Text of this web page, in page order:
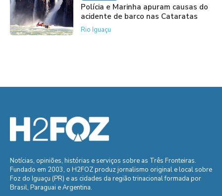
Polícia e Marinha apuram causas do
acidente de barco nas Cataratas
Rio Iguaçu
Notícias, opiniões, histórias e serviços sobre as Três Fronteiras.
Fundado em 2003, o H2FOZ produz jornalismo original e local sobre
Foz do Iguaçu (PR) e as cidades da região trinacional formada por
Brasil, Paraguai e Argentina.